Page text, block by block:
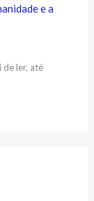
e a
de ler, até